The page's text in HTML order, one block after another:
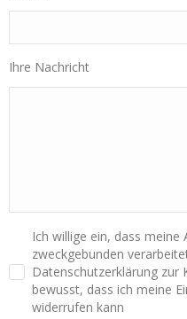
Ihre Nachricht
Ich willige ein, dass
zweckgebunden
Datenschutzerklärung zur
bewusst, dass ich meine
widerrufen kann